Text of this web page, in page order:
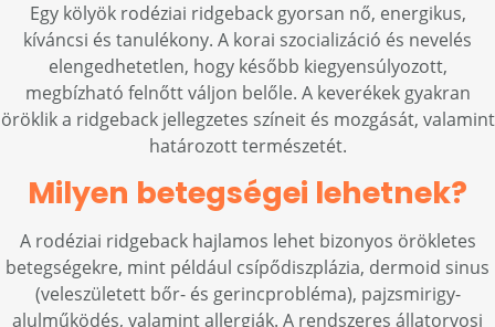
Egy kölyök rodéziai ridgeback gyorsan nő, energikus,
kíváncsi és tanulékony. A korai szocializáció és nevelés
elengedhetetlen, hogy később kiegyensúlyozott,
megbízható felnőtt váljon belőle. A keverékek gyakran
öröklik a ridgeback jellegzetes színeit és mozgását, valamint
határozott természetét.
Milyen betegségei lehetnek?
A rodéziai ridgeback hajlamos lehet bizonyos örökletes
betegségekre, mint például csípődiszplázia, dermoid sinus
(veleszületett bőr- és gerincprobléma), pajzsmirigy-
alulműködés, valamint allergiák. A rendszeres állatorvosi